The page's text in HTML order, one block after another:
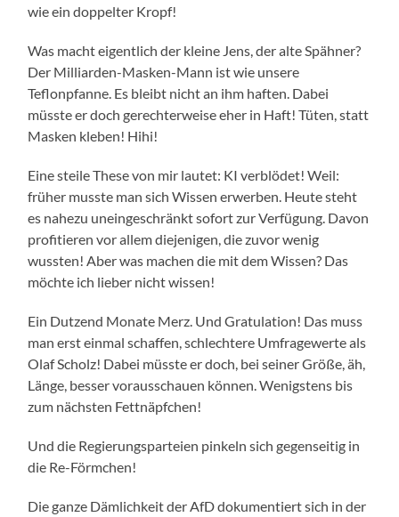
wie ein doppelter Kropf!
Was macht eigentlich der kleine Jens, der alte Spähner?
Der Milliarden-Masken-Mann ist wie unsere
Teflonpfanne. Es bleibt nicht an ihm haften. Dabei
müsste er doch gerechterweise eher in Haft! Tüten, statt
Masken kleben! Hihi!
Eine steile These von mir lautet: KI verblödet! Weil:
früher musste man sich Wissen erwerben. Heute steht
es nahezu uneingeschränkt sofort zur Verfügung. Davon
profitieren vor allem diejenigen, die zuvor wenig
wussten! Aber was machen die mit dem Wissen? Das
möchte ich lieber nicht wissen!
Ein Dutzend Monate Merz. Und Gratulation! Das muss
man erst einmal schaffen, schlechtere Umfragewerte als
Olaf Scholz! Dabei müsste er doch, bei seiner Größe, äh,
Länge, besser vorausschauen können. Wenigstens bis
zum nächsten Fettnäpfchen!
Und die Regierungsparteien pinkeln sich gegenseitig in
die Re-Förmchen!
Die ganze Dämlichkeit der AfD dokumentiert sich in der